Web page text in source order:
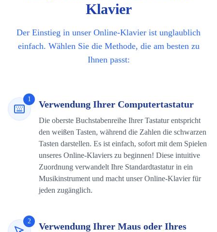
Klavier
Der Einstieg in unser Online-Klavier ist unglaublich
einfach. Wählen Sie die Methode, die am besten zu
Ihnen passt:
1 Verwendung Ihrer Computertastatur
Die oberste Buchstabenreihe Ihrer Tastatur entspricht
den weißen Tasten, während die Zahlen die schwarzen
Tasten darstellen. Es ist einfach, sofort mit dem Spielen
unseres Online-Klaviers zu beginnen! Diese intuitive
Zuordnung verwandelt Ihre Standardtastatur in ein
Musikinstrument und macht unser Online-Klavier für
jeden zugänglich.
2
Verwendung Ihrer Maus oder Ihres